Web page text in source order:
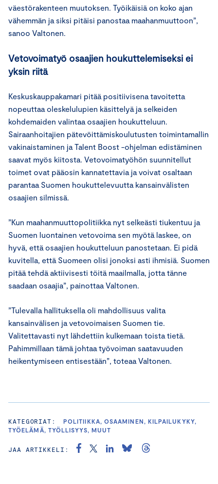
väestörakenteen muutoksen. Työikäisiä on koko ajan
vähemmän ja siksi pitäisi panostaa maahanmuuttoon”,
sanoo Valtonen.
Vetovoimatyö osaajien houkuttelemiseksi ei
yksin riitä
Keskuskauppakamari pitää positiivisena tavoitetta
nopeuttaa oleskelulupien käsittelyä ja selkeiden
kohdemaiden valintaa osaajien houkutteluun.
Sairaanhoitajien pätevöittämiskoulutusten toimintamallin
vakinaistaminen ja Talent Boost -ohjelman edistäminen
saavat myös kiitosta. Vetovoimatyöhön suunnitellut
toimet ovat pääosin kannatettavia ja voivat osaltaan
parantaa Suomen houkuttelevuutta kansainvälisten
osaajien silmissä.
”Kun maahanmuuttopolitiikka nyt selkeästi tiukentuu ja
Suomen luontainen vetovoima sen myötä laskee, on
hyvä, että osaajien houkutteluun panostetaan. Ei pidä
kuvitella, että Suomeen olisi jonoksi asti ihmisiä. Suomen
pitää tehdä aktiivisesti töitä maailmalla, jotta tänne
saadaan osaajia”, painottaa Valtonen.
”Tulevalla hallituksella oli mahdollisuus valita
kansainvälisen ja vetovoimaisen Suomen tie.
Valitettavasti nyt lähdettiin kulkemaan toista tietä.
Pahimmillaan tämä johtaa työvoiman saatavuuden
heikentymiseen entisestään”, toteaa Valtonen.
KATEGORIAT:
POLITIIKKA, OSAAMINEN, KILPAILUKYKY,
TYÖELÄMÄ, TYÖLLISYYS, MUUT
JAA ARTIKKELI: